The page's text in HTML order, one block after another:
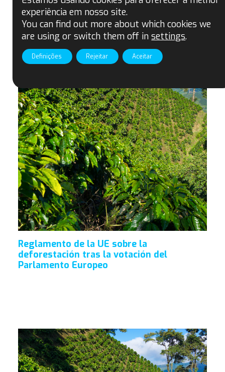
Reglamento de la UE sobre la
deforestación tras la votación del
Parlamento Europeo
experiência em nosso site.
You can find out more about which cookies we
are using or switch them off insettings.
Aceitar
Rejeitar
Definições